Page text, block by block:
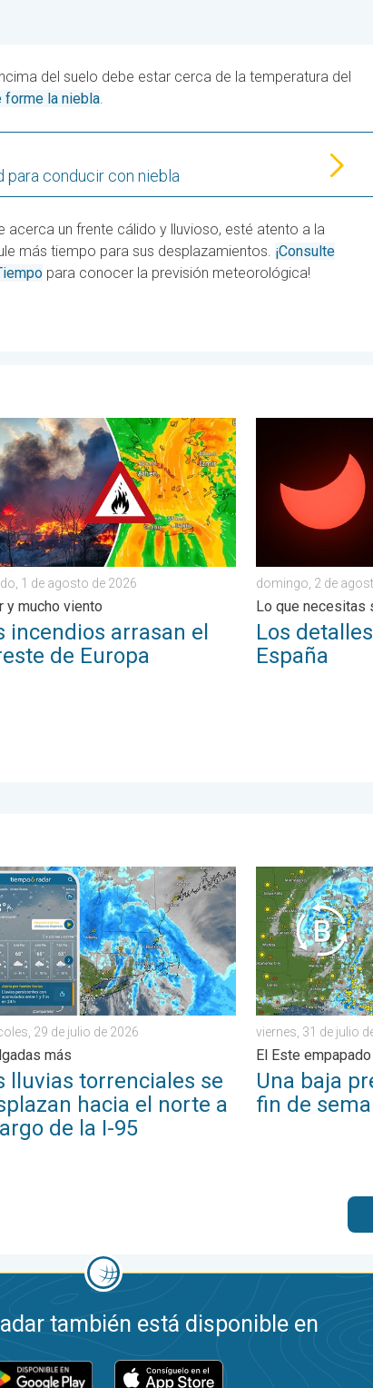
del suelo debe estar cerca de la temperatura del
forme la niebla.
para conducir con niebla
acerca un frente cálido y lluvioso, esté atento a la
más tiempo para sus desplazamientos. ¡Consulte
para conocer la previsión meteorológica!
. . lunes, 3 de agosto de 2026
incendios arrasan el sureste de Europa. Calor y mucho
1 de agosto de 2026
y mucho viento
incendios arrasan el
de Europa
Los detalles del
domingo, 2 de
Lo que necesitas
Los
España
Florida. . . miércoles, 5 de agosto de 2026
torrenciales se desplazan hacia el norte a lo largo
29 de julio de 2026
más
lluvias torrenciales se
hacia el norte a
de la I-95
Una baja
viernes, 31 de julio
El Este empapado
Una baja
fin de
también está disponible en